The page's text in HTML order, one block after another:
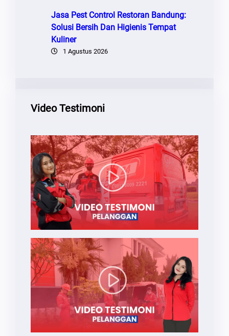
Jasa Pest Control Restoran Bandung:
Solusi Bersih Dan Higienis Tempat
Kuliner
1 Agustus 2026
Video Testimoni